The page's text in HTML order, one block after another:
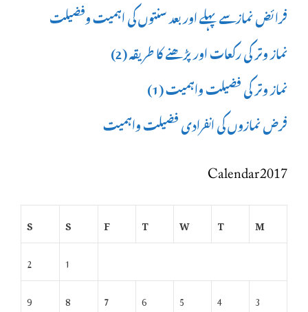
فرائض نمازسے پہلے اور بعد سنتوں کی اہمیت وفضیلت
نماز وتر کی رکعات اور پڑھنے کا طریقہ (2)
نماز وتر کی فضیلت واہمیت (1)
فرض نمازوں کی انفرادی فضیلت واہمیت
Calendar 2017
M
T
W
T
F
S
S
1
2
3
4
5
6
7
8
9